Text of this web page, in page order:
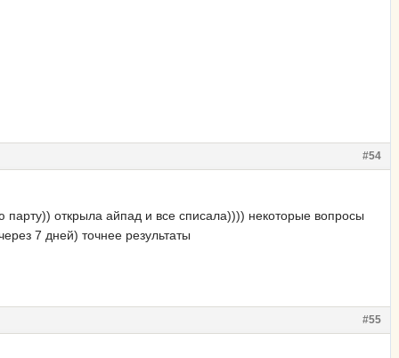
#54
открыла айпад и все списала)))) некоторые вопросы
7 дней) точнее результаты
#55